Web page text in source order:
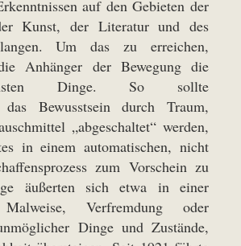
auf den Gebieten der
Kunst, der Literatur und des
Um das zu erreichen,
Anhänger der Bewegung die
Dinge. So sollte
das Bewusstsein durch Traum,
„abgeschaltet“ werden,
in einem automatischen, nicht
zum Vorschein zu
äußerten sich etwa in einer
Malweise, Verfremdung oder
Dinge und Zustände,